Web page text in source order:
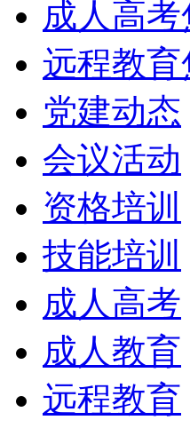
成人高考
远程教育
党建动态
会议活动
资格培训
技能培训
成人高考
成人教育
远程教育